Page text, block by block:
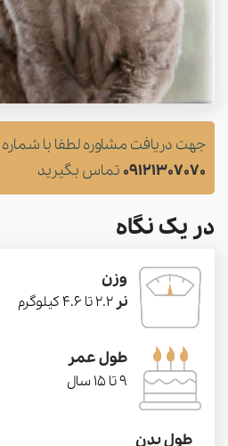
جهت دریافت مشاوره لطفا با شماره
09121307070 تماس بگیرید
در یک نگاه
وزن
نر2.2 تا 4.6 کیلوگرم
طول عمر
9 تا 15 سال
طول بدن